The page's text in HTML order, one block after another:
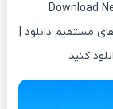
Download
مستقیم دانلود |
کنید